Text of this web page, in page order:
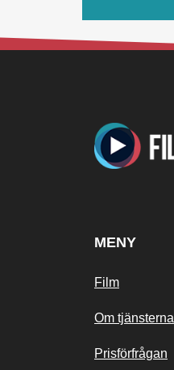
MENY
Film
Om tjänsterna
Prisförfrågan